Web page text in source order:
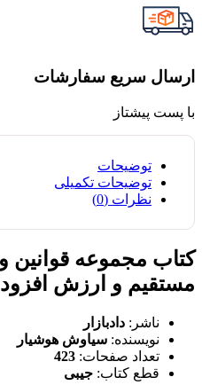
ارسال سریع سفارشات
با پست پیشتاز
توضیحات
توضیحات تکمیلی
نظرات (0)
کتاب مجموعه قوانین
مستقیم و ارزش افزوده
ناشر: دادبازار
نویسنده: سیاوش هوشیار
تعداد صفحات: 423
قطع کتاب: جیبی